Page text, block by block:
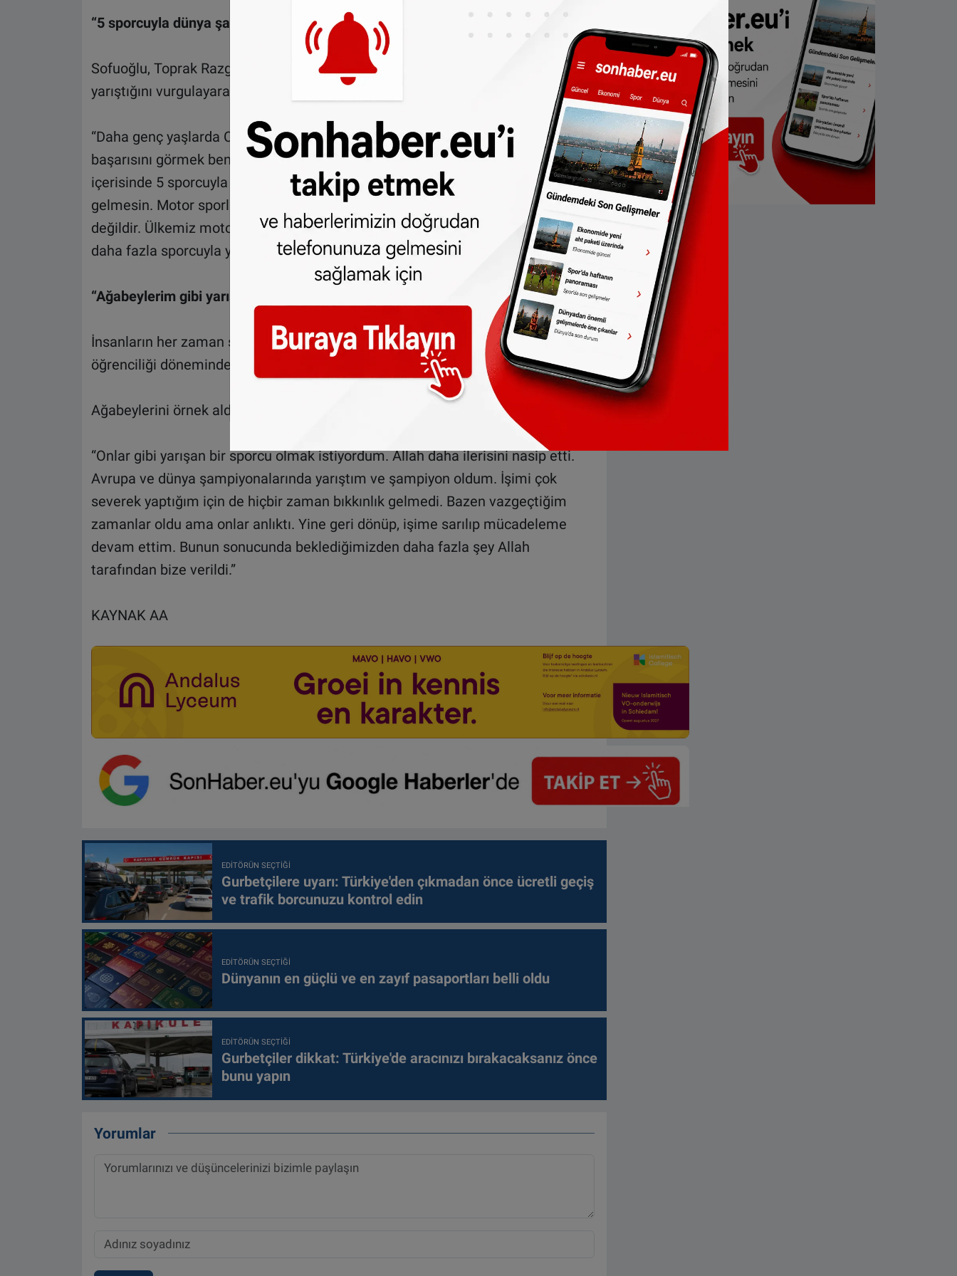
“5 sporcuyla dünya şampiyonasında yarışacağız”
Sofuoğlu, Toprak Razgatlıoğlu ve Harun Çabuk’un gençler kategorisinde
yarıştığını vurgulayarak, şöyle devam etti:
“Daha genç yaşlarda Can, Deniz ve Bahattin adında 3 sporcum daha var. Onların
başarısını görmek benim başarımdan daha iyi olacaktır. Ben inanıyorum ki 3-4 yıl
içerisinde 5 sporcuyla dünya şampiyonasında yarışacağız. Bu rakam size az
gelmesin. Motor sporlarında dünya şampiyonasında 5 sporcu yarıştırmak kolay
değildir. Ülkemiz motor sporlarında adım adım ilerliyor. İnşallah ilerleyen yıllarda
daha fazla sporcuyla yarışacağız.”
“Ağabeylerim gibi yarışan bir sporcu olmak istiyordum”
İnsanların her zaman sevdiği işi yapması gerektiğine dikkati çeken Sofuoğlu,
öğrenciliği döneminde Türkiye’de motosiklet yarışının olmadığını belirti.
Ağabeylerini örnek aldığını vurgulayan Sofuoğlu, şunları kaydetti:
“Onlar gibi yarışan bir sporcu olmak istiyordum. Allah daha ilerisini nasip etti.
Avrupa ve dünya şampiyonalarında yarıştım ve şampiyon oldum. İşimi çok
severek yaptığım için de hiçbir zaman bıkkınlık gelmedi. Bazen vazgeçtiğim
zamanlar oldu ama onlar anlıktı. Yine geri dönüp, işime sarılıp mücadeleme
devam ettim. Bunun sonucunda beklediğimizden daha fazla şey Allah
tarafından bize verildi.”
KAYNAK AA
EDITÖRÜN SEÇTIĞI
Gurbetçilere uyarı: Türkiye'den çıkmadan önce ücretli geçiş
ve trafik borcunuzu kontrol edin
EDITÖRÜN SEÇTIĞI
Dünyanın en güçlü ve en zayıf pasaportları belli oldu
EDITÖRÜN SEÇTIĞI
Gurbetçiler dikkat: Türkiye'de aracınızı bırakacaksanız önce
bunu yapın
Yorumlar